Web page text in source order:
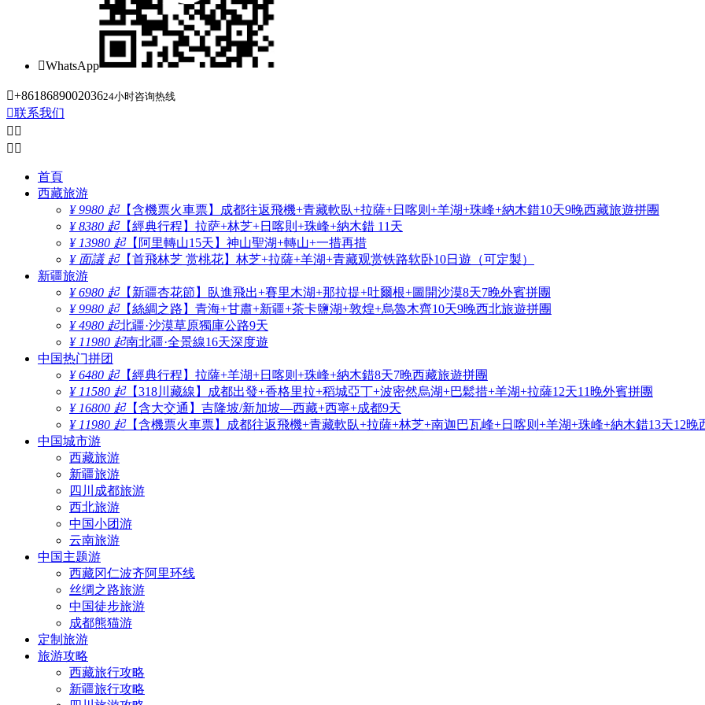
WhatsApp
+861868900203624小时咨询热线
联系我们
 
 
首頁
西藏旅游
¥ 9980 起【含機票火車票】成都往返飛機+青藏軟臥+拉薩+日喀则+羊湖+珠峰+納木錯10天9晚西藏旅遊拼團
¥ 8380 起【經典行程】拉萨+林芝+日喀則+珠峰+納木錯 11天
¥ 13980 起【阿里轉山15天】神山聖湖+轉山+一措再措
¥ 面議 起【首飛林芝 赏桃花】林芝+拉薩+羊湖+青藏观赏铁路软卧10日遊（可定製）
新疆旅游
¥ 6980 起【新疆杏花節】臥進飛出+賽里木湖+那拉提+吐爾根+圖開沙漠8天7晚外賓拼團
¥ 9980 起【絲綢之路】青海+甘肅+新疆+茶卡鹽湖+敦煌+烏魯木齊10天9晚西北旅遊拼團
¥ 4980 起北疆·沙漠草原獨庫公路9天
¥ 11980 起南北疆·全景線16天深度遊
中国热门拼团
¥ 6480 起【經典行程】拉薩+羊湖+日喀则+珠峰+納木錯8天7晚西藏旅遊拼團
¥ 11580 起【318川藏線】成都出發+香格里拉+稻城亞丁+波密然烏湖+巴鬆措+羊湖+拉薩12天11晚外賓拼團
¥ 16800 起【含大交通】吉隆坡/新加坡—西藏+西寧+成都9天
¥ 11980 起【含機票火車票】成都往返飛機+青藏軟臥+拉薩+林芝+南迦巴瓦峰+日喀则+羊湖+珠峰+納木錯13天12晚
中国城市游
西藏旅游
新疆旅游
四川成都旅游
西北旅游
中国小团游
云南旅游
中国主题游
西藏冈仁波齐阿里环线
丝绸之路旅游
中国徒步旅游
成都熊猫游
定制旅游
旅游攻略
西藏旅行攻略
新疆旅行攻略